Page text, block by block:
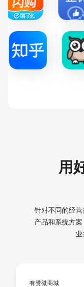
用
针对不同的经
产品和系统方案
有赞微商城